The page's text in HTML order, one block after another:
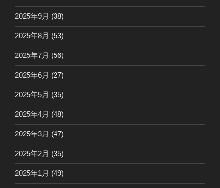
2025年9月 (38)
2025年8月 (53)
2025年7月 (56)
2025年6月 (27)
2025年5月 (35)
2025年4月 (48)
2025年3月 (47)
2025年2月 (35)
2025年1月 (49)